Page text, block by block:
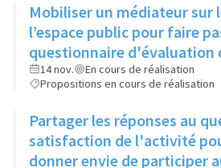
Mobiliser un médiateur sur
l’espace public pour faire
questionnaire d'évaluation
14 nov.
En cours de réalisation
Propositions en cours de réalisation
Partager les réponses au
satisfaction de l'activité
donner envie de participer